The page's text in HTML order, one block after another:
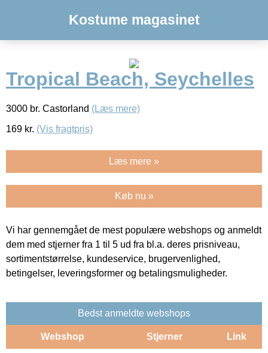
Kostume magasinet
Tropical Beach, Seychelles
3000 br. Castorland (Læs mere)
169 kr. (Vis fragtpris)
Læs mere »
Køb nu »
Vi har gennemgået de mest populære webshops og anmeldt
dem med stjerner fra 1 til 5 ud fra bl.a. deres prisniveau,
sortimentstørrelse, kundeservice, brugervenlighed,
betingelser, leveringsformer og betalingsmuligheder.
Bedst anmeldte webshops
Webshop Stjerner Link